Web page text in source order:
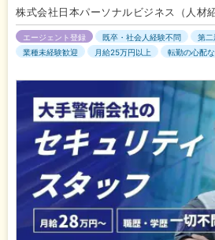
株式会社日本パーソナルビジネス（人材
エージェント登録 既卒・社会人経験不問 第二
業種未経験歓迎
月給25万円以上 転勤の心配な